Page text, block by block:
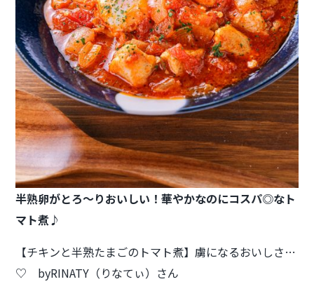
半熟卵がとろ～りおいしい！華やかなのにコスパ◎なト
マト煮♪
【チキンと半熟たまごのトマト煮】虜になるおいしさ…
♡ byRINATY（りなてぃ）さん